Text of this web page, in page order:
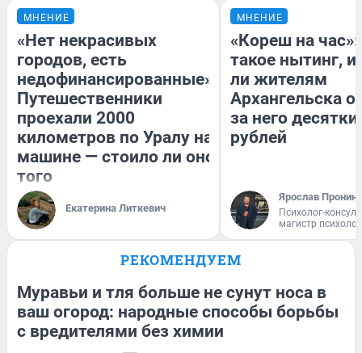
МНЕНИЕ
«Нет некрасивых
городов, есть
недофинансированные».
Путешественники
проехали 2000
километров по Уралу на
машине — стоило ли оно
того
Екатерина Литкевич
МНЕНИЕ
«Кореш на
такое нытинг, и
ли жителям
Архангельска
за него
рублей
Ярослав Пронин
Психолог-
магистр
РЕКОМЕНДУЕМ
Муравьи и тля больше не сунут носа в
ваш огород: народные способы борьбы
с вредителями без химии